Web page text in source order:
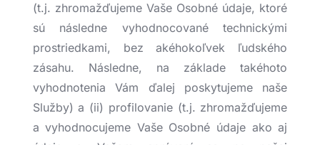
(t.j. zhromažďujeme Vaše Osobné údaje, ktoré
sú následne vyhodnocované technickými
prostriedkami, bez akéhokoľvek ľudského
zásahu. Následne, na základe takéhoto
vyhodnotenia Vám ďalej poskytujeme naše
Služby) a (ii) profilovanie (t.j. zhromažďujeme
a vyhodnocujeme Vaše Osobné údaje ako aj